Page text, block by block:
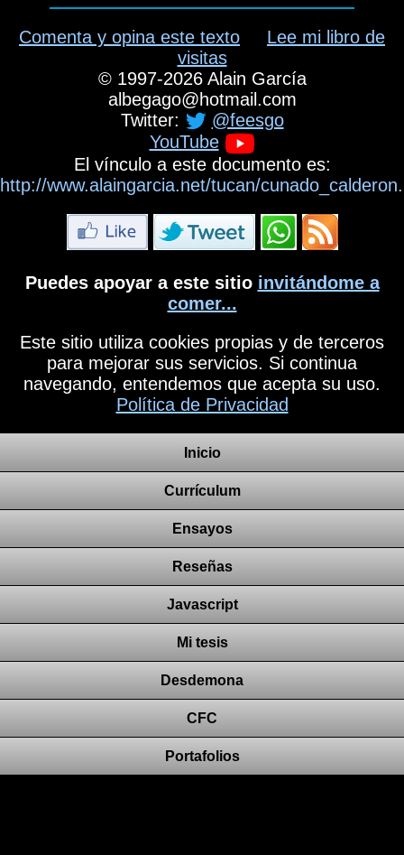
Comenta y opina este texto
Lee mi libro de
visitas
©1997-2026 Alain García
albegago@hotmail.com
Twitter:
@feesgo
YouTube
El vínculo a este documento es:
http://www.alaingarcia.net/tucan/
Puedes apoyar a este sitio invitándome a
comer...
Este sitio utiliza cookies propias y de terceros
para mejorar sus servicios. Si continua
navegando, entendemos que acepta su uso.
Política de Privacidad
Inicio
Currículum
Ensayos
Reseñas
Javascript
Mi tesis
Desdemona
CFC
Portafolios